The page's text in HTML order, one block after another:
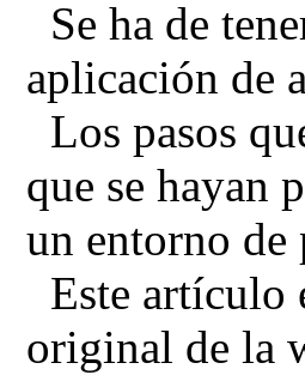
Se ha de
aplicación de
Los pasos
que se hayan
un entorno
Este artículo
original de la